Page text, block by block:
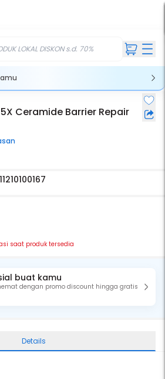
LOKAL DISKON s.d. 70%
5X Ceramide Barrier Repair
saat produk tersedia
buat kamu
dengan promo discount hingga gratis
Details